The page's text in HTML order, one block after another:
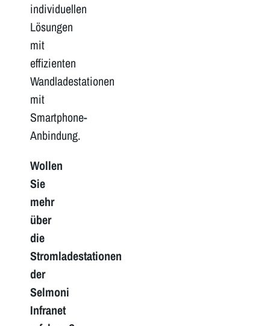
individuellen
Lösungen
mit
effizienten
Wandladestationen
mit
Smartphone-
Anbindung.
Wollen
Sie
mehr
über
die
Stromladestationen
der
Selmoni
Infranet